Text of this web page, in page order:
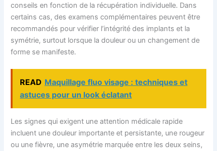
conseils en fonction de la récupération individuelle. Dans
certains cas, des examens complémentaires peuvent être
recommandés pour vérifier l’intégrité des implants et la
symétrie, surtout lorsque la douleur ou un changement de
forme se manifeste.
READ Maquillage fluo visage : techniques et
astuces pour un look éclatant
Les signes qui exigent une attention médicale rapide
incluent une douleur importante et persistante, une rougeur
ou une fièvre, une asymétrie marquée entre les deux seins,